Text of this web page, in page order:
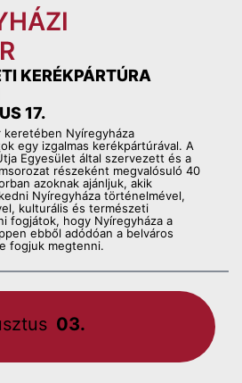
KERÉKPÁRTÚRA
17.
Nyíregyháza
egy izgalmas kerékpártúrával. A
Egyesület által szervezett és a
részeként megvalósuló 40
azoknak ajánljuk, akik
Nyíregyháza történelmével,
kulturális és természeti
fogjátok, hogy Nyíregyháza a
ebből adódóan a belváros
fogjuk megtenni.
03.